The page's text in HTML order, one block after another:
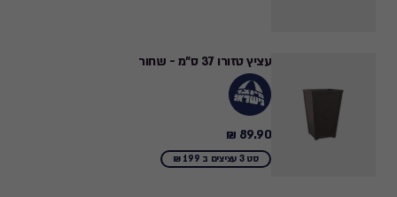
₪
עציץ טזורו 37 ס"מ - שחור
89.90
₪
89.90 ₪
סט 3 עציצים ב 199 ₪